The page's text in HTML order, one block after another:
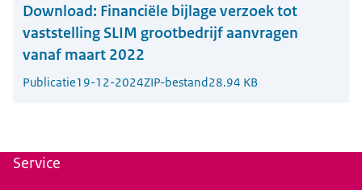
Download: Financiële bijlage verzoek tot
vaststelling SLIM grootbedrijf aanvragen
vanaf maart 2022
Publicatie19-12-2024ZIP-bestand28.94 KB
Service